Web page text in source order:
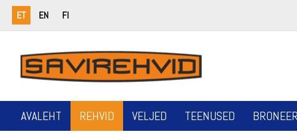
ET EN FI
AVALEHT REHVID VELJED TEENUSED